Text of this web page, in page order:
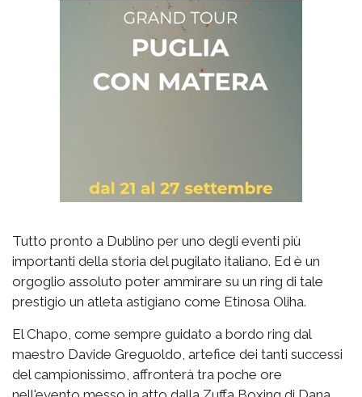
Tutto pronto a Dublino per uno degli eventi più
importanti della storia del pugilato italiano. Ed è un
orgoglio assoluto poter ammirare su un ring di tale
prestigio un atleta astigiano come Etinosa Oliha.
El Chapo, come sempre guidato a bordo ring dal
maestro Davide Greguoldo, artefice dei tanti successi
del campionissimo, affronterà tra poche ore